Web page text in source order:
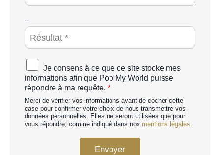
*
C
A
T
C
H
A
p
e
r
s
o
=
A
c
c
o
r
d
R
Je consens à ce que ce site stocke mes
informations afin que Pop My World puisse
répondre à ma requête. *
Merci de vérifier vos informations avant de cocher cette
case pour confirmer votre choix de nous transmettre vos
données personnelles. Elles ne seront utilisées que pour
vous répondre, comme indiqué dans nos mentions légales.
Envoyer